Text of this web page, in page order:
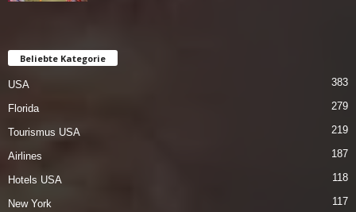
Beliebte Kategorie
USA 383
Florida 279
Tourismus USA 219
Airlines 187
Hotels USA 118
New York 117